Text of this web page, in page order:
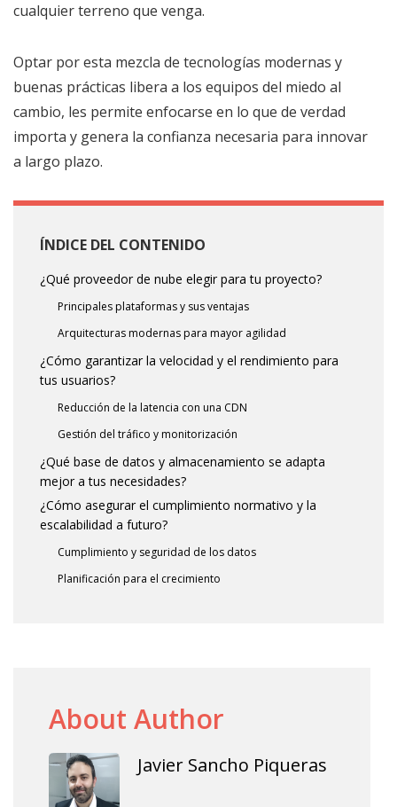
cualquier terreno que venga.
Optar por esta mezcla de tecnologías modernas y
buenas prácticas libera a los equipos del miedo al
cambio, les permite enfocarse en lo que de verdad
importa y genera la confianza necesaria para innovar
a largo plazo.
ÍNDICE DEL CONTENIDO
¿Qué proveedor de nube elegir para tu proyecto?
Principales plataformas y sus ventajas
Arquitecturas modernas para mayor agilidad
¿Cómo garantizar la velocidad y el rendimiento para
tus usuarios?
Reducción de la latencia con una CDN
Gestión del tráfico y monitorización
¿Qué base de datos y almacenamiento se adapta
mejor a tus necesidades?
¿Cómo asegurar el cumplimiento normativo y la
escalabilidad a futuro?
Cumplimiento y seguridad de los datos
Planificación para el crecimiento
About Author
Javier Sancho Piqueras